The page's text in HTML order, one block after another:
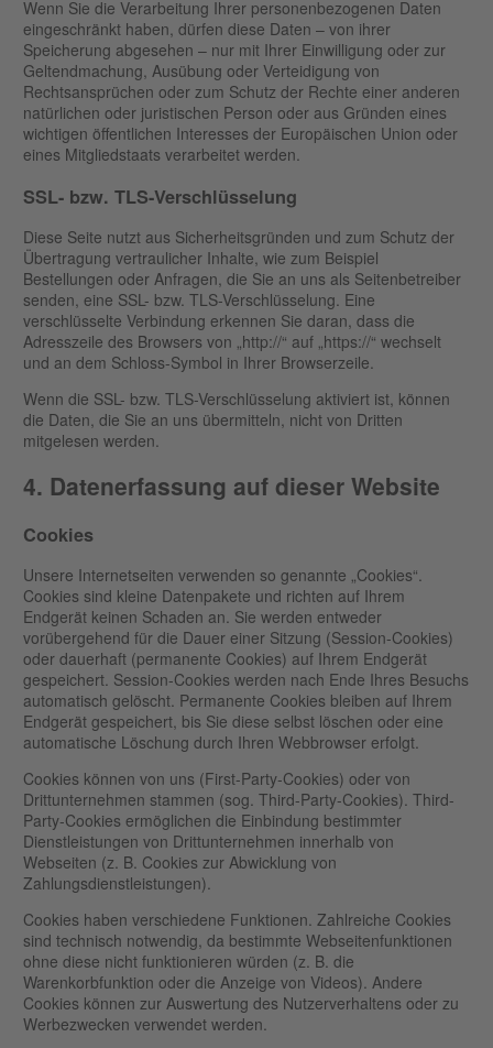
Wenn Sie die Verarbeitung Ihrer personenbezogenen Daten
eingeschränkt haben, dürfen diese Daten – von ihrer
Speicherung abgesehen – nur mit Ihrer Einwilligung oder zur
Geltendmachung, Ausübung oder Verteidigung von
Rechtsansprüchen oder zum Schutz der Rechte einer anderen
natürlichen oder juristischen Person oder aus Gründen eines
wichtigen öffentlichen Interesses der Europäischen Union oder
eines Mitgliedstaats verarbeitet werden.
SSL- bzw. TLS-Verschlüsselung
Diese Seite nutzt aus Sicherheitsgründen und zum Schutz der
Übertragung vertraulicher Inhalte, wie zum Beispiel
Bestellungen oder Anfragen, die Sie an uns als Seitenbetreiber
senden, eine SSL- bzw. TLS-Verschlüsselung. Eine
verschlüsselte Verbindung erkennen Sie daran, dass die
Adresszeile des Browsers von „http://“ auf „https://“ wechselt
und an dem Schloss-Symbol in Ihrer Browserzeile.
Wenn die SSL- bzw. TLS-Verschlüsselung aktiviert ist, können
die Daten, die Sie an uns übermitteln, nicht von Dritten
mitgelesen werden.
4. Datenerfassung auf dieser Website
Cookies
Unsere Internetseiten verwenden so genannte „Cookies“.
Cookies sind kleine Datenpakete und richten auf Ihrem
Endgerät keinen Schaden an. Sie werden entweder
vorübergehend für die Dauer einer Sitzung (Session-Cookies)
oder dauerhaft (permanente Cookies) auf Ihrem Endgerät
gespeichert. Session-Cookies werden nach Ende Ihres Besuchs
automatisch gelöscht. Permanente Cookies bleiben auf Ihrem
Endgerät gespeichert, bis Sie diese selbst löschen oder eine
automatische Löschung durch Ihren Webbrowser erfolgt.
Cookies können von uns (First-Party-Cookies) oder von
Drittunternehmen stammen (sog. Third-Party-Cookies). Third-
Party-Cookies ermöglichen die Einbindung bestimmter
Dienstleistungen von Drittunternehmen innerhalb von
Webseiten (z. B. Cookies zur Abwicklung von
Zahlungsdienstleistungen).
Cookies haben verschiedene Funktionen. Zahlreiche Cookies
sind technisch notwendig, da bestimmte Webseitenfunktionen
ohne diese nicht funktionieren würden (z. B. die
Warenkorbfunktion oder die Anzeige von Videos). Andere
Cookies können zur Auswertung des Nutzerverhaltens oder zu
Werbezwecken verwendet werden.